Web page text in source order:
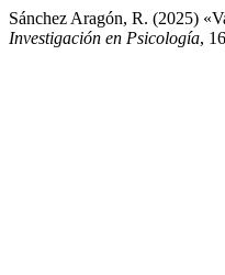
Sánchez Aragón, R. (2025)
Investigación en Psicología,